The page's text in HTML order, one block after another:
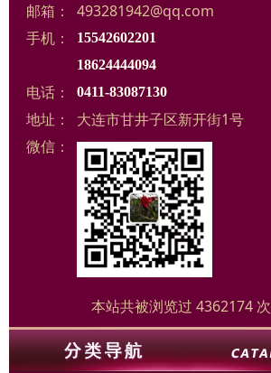
邮箱：
493281942@qq.com
手机：
15542602201
18624444094
电话： 0411-83087130
地址：
大连市甘井子区新开街1号
微信：
本站共被浏览过 4362174 次